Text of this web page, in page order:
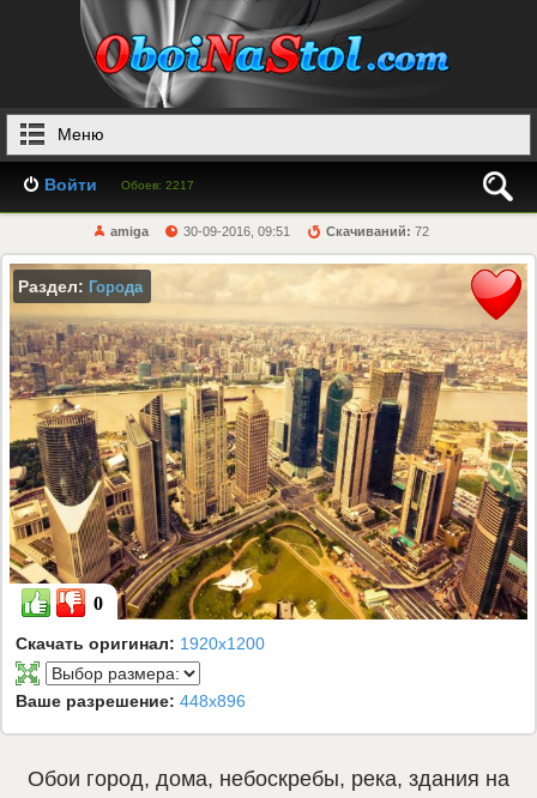
Меню
Войти Обоев: 2217
amiga 30-09-2016, 09:51 Скачиваний: 72
Раздел: Города
0
Скачать оригинал: 1920x1200
Ваше разрешение: 448x896
Обои город, дома, небоскребы, река, здания на